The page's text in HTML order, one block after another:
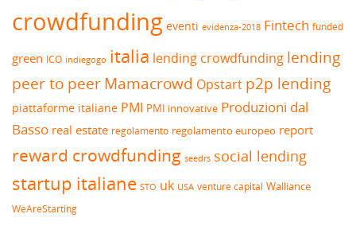
crowdfunding eventi evidenza-2018 Fintech funded
green ICO indiegogo italia lending crowdfunding lending
peer to peerMamacrowd Opstart p2p lending
piattaforme italiane PMI PMI innovative Produzioni dal
Basso real estate regolamento regolamento europeo report
reward crowdfunding seedrs social lending
startup italiane STO uk USA venture capital Walliance
WeAreStarting